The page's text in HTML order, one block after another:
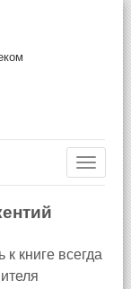
книге всегда